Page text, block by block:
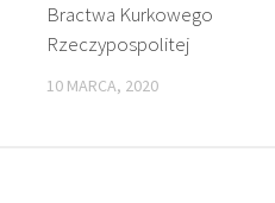
Bractwa Kurkowego
Rzeczypospolitej
10 MARCA, 2020